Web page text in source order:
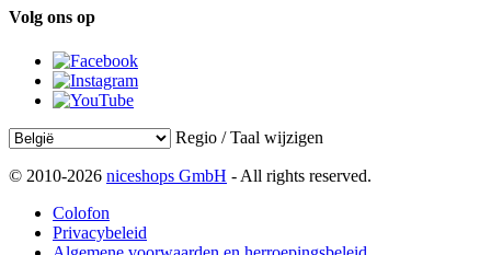
Volg ons op
Regio / Taal wijzigen
© 2010-2026 niceshops GmbH - All rights reserved.
Colofon
Privacybeleid